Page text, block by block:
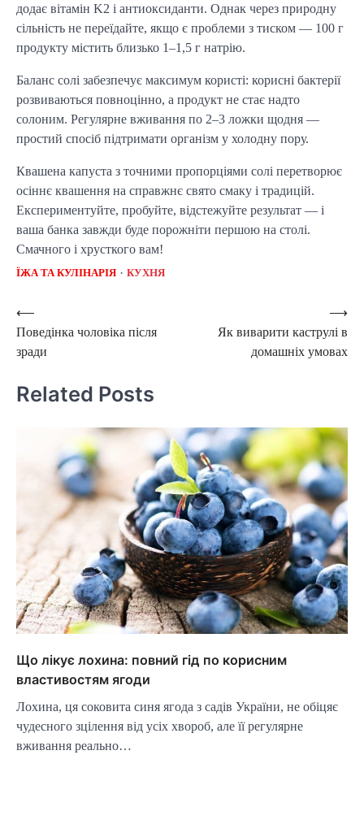
додає вітамін K2 і антиоксиданти. Однак через природну
сільність не переїдайте, якщо є проблеми з тиском — 100 г
продукту містить близько 1–1,5 г натрію.
Баланс солі забезпечує максимум користі: корисні бактерії
розвиваються повноцінно, а продукт не стає надто
солоним. Регулярне вживання по 2–3 ложки щодня —
простий спосіб підтримати організм у холодну пору.
Квашена капуста з точними пропорціями солі перетворює
осіннє квашення на справжнє свято смаку і традицій.
Експериментуйте, пробуйте, відстежуйте результат — і
ваша банка завжди буде порожніти першою на столі.
Смачного і хрусткого вам!
ЇЖА ТА КУЛІНАРІЯ КУХНЯ
Post
navigation
⟵
Поведінка чоловіка після
зради
Як виварити каструлі в
домашніх умовах
⟶
Related Posts
Що лікує лохина: повний гід по корисним
властивостям ягоди
Лохина, ця соковита синя ягода з садів України, не обіцяє
чудесного зцілення від усіх хвороб, але її регулярне
вживання реально…